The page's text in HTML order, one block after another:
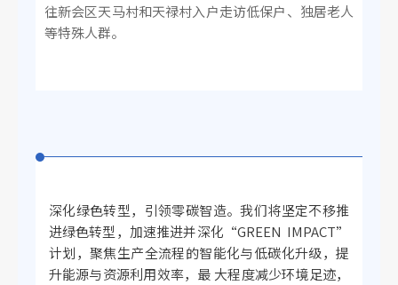
往新会区天马村和天禄村入户走访低保户、独居老人
等特殊人群。
深化绿色转型，引领零碳智造。我们将坚定不移推
进绿色转型，加速推进并深化“GREEN IMPACT”
计划，聚焦生产全流程的智能化与低碳化升级，提
升能源与资源利用效率，最 大程度减少环境足迹，